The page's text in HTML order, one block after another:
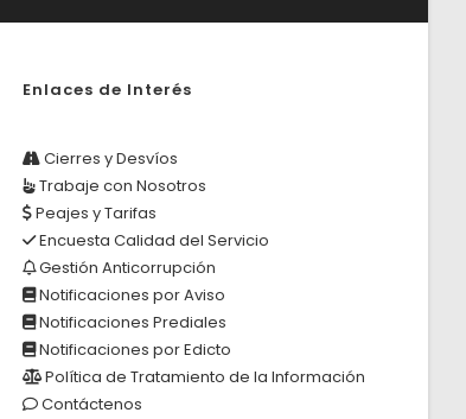
Enlaces de Interés
Cierres y Desvíos
Trabaje con Nosotros
Peajes y Tarifas
Encuesta Calidad del Servicio
Gestión Anticorrupción
Notificaciones por Aviso
Notificaciones Prediales
Notificaciones por Edicto
Política de Tratamiento de la Información
Contáctenos